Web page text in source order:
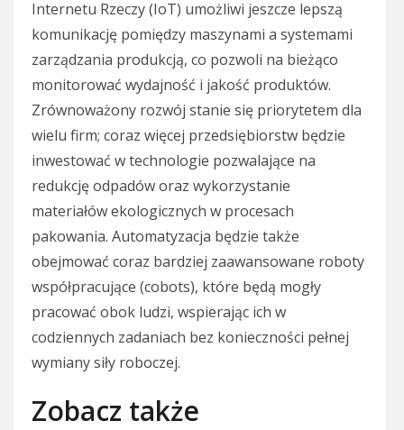
Internetu Rzeczy (IoT) umożliwi jeszcze lepszą
komunikację pomiędzy maszynami a systemami
zarządzania produkcją, co pozwoli na bieżąco
monitorować wydajność i jakość produktów.
Zrównoważony rozwój stanie się priorytetem dla
wielu firm; coraz więcej przedsiębiorstw będzie
inwestować w technologie pozwalające na
redukcję odpadów oraz wykorzystanie
materiałów ekologicznych w procesach
pakowania. Automatyzacja będzie także
obejmować coraz bardziej zaawansowane roboty
współpracujące (cobots), które będą mogły
pracować obok ludzi, wspierając ich w
codziennych zadaniach bez konieczności pełnej
wymiany siły roboczej.
Zobacz także